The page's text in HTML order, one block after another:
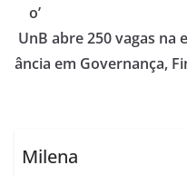
o’
UnB abre 250 vagas na
ância em Governança,
Milena